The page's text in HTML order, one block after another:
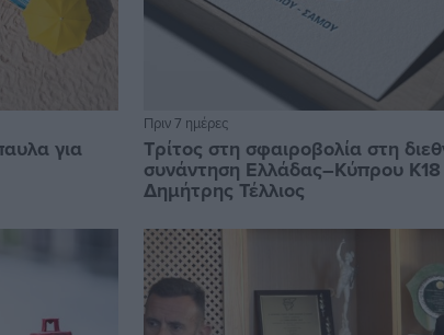
για
Πριν 7 ημέρες
Τρίτος στη σφαιροβολία στη
συνάντηση Ελλάδας–Κύπρου
Δημήτρης Τέλλιος